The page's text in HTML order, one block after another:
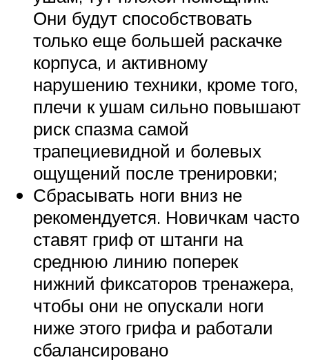
Они будут способствовать
только еще большей раскачке
корпуса, и активному
нарушению техники, кроме того,
плечи к ушам сильно повышают
риск спазма самой
трапециевидной и болевых
ощущений после тренировки;
Сбрасывать ноги вниз не
рекомендуется. Новичкам часто
ставят гриф от штанги на
среднюю линию поперек
нижний фиксаторов тренажера,
чтобы они не опускали ноги
ниже этого грифа и работали
сбалансировано